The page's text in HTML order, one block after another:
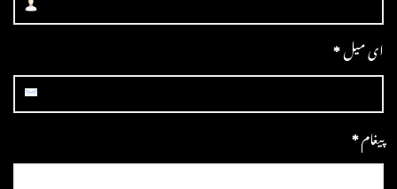
ای میل*
پیغام*